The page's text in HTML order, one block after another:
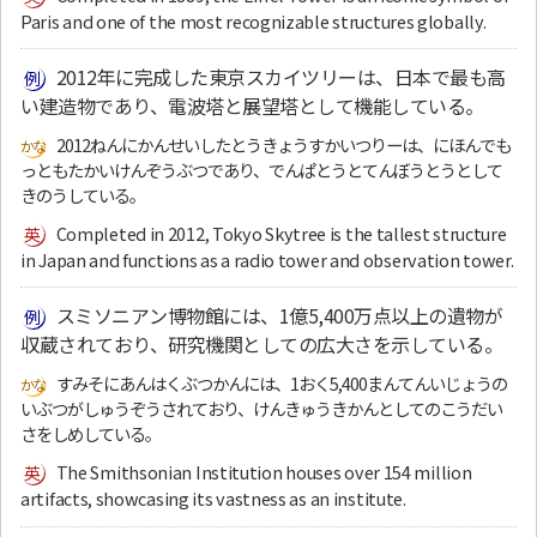
Paris and one of the most recognizable structures globally.
2012年に完成した東京スカイツリーは、日本で最も高
い建造物であり、電波塔と展望塔として機能している。
2012ねんにかんせいしたとうきょうすかいつりーは、にほんでも
っともたかいけんぞうぶつであり、でんぱとうとてんぼうとうとして
きのうしている。
Completed in 2012, Tokyo Skytree is the tallest structure
in Japan and functions as a radio tower and observation tower.
スミソニアン博物館には、1億5,400万点以上の遺物が
収蔵されており、研究機関としての広大さを示している。
すみそにあんはくぶつかんには、1おく5,400まんてんいじょうの
いぶつがしゅうぞうされており、けんきゅうきかんとしてのこうだい
さをしめしている。
The Smithsonian Institution houses over 154 million
artifacts, showcasing its vastness as an institute.